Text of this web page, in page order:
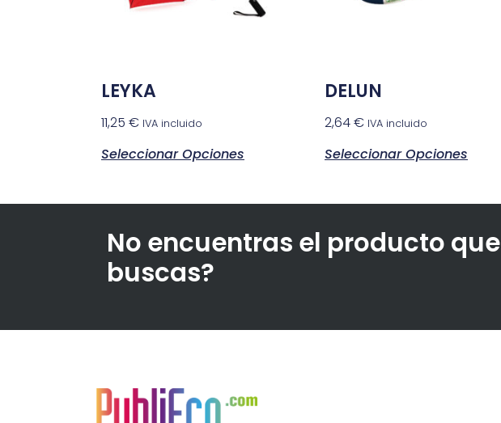
LEYKA
11,25 € IVA incluido
Seleccionar Opciones
DELUN
2,64€ IVA incluido
Seleccionar Opciones
No encuentras el producto que
buscas?